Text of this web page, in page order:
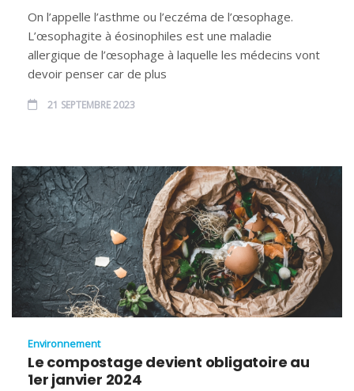
On l’appelle l’asthme ou l’eczéma de l’œsophage.
L’œsophagite à éosinophiles est une maladie
allergique de l’œsophage à laquelle les médecins vont
devoir penser car de plus
21 SEPTEMBRE 2023
Environnement
Le compostage devient obligatoire au
1er janvier 2024